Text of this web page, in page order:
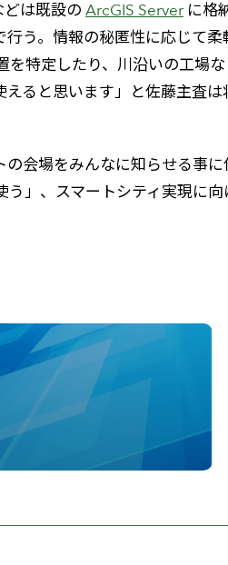
は既設の ArcGIS Server に格
行う。情報の秘匿性に応じて
特定したり、川沿いの工場
ると思います」と佐藤主査
会場をみんなに知らせる事に
」、スマートシティ実現に